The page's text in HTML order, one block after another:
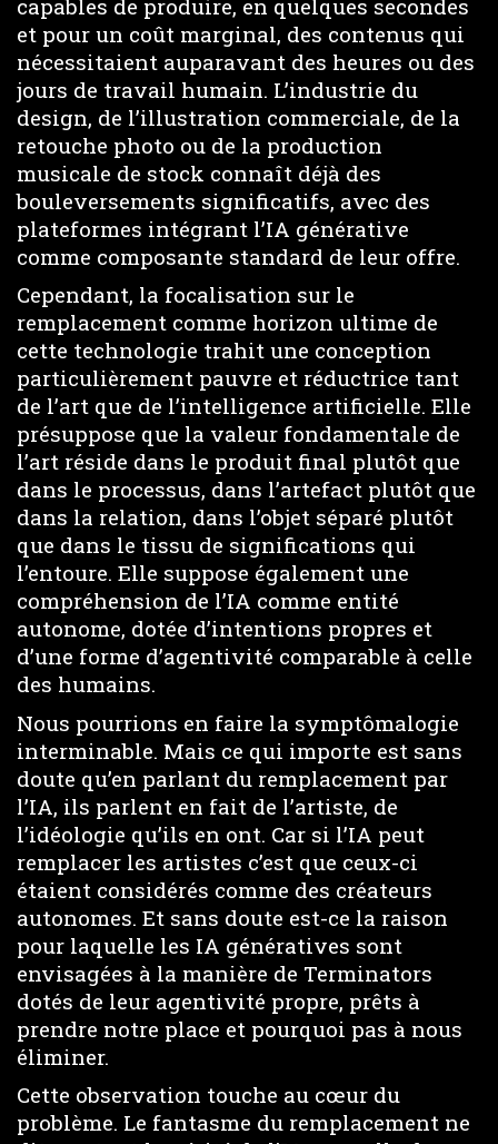
capables de produire, en quelques secondes
et pour un coût marginal, des contenus qui
nécessitaient auparavant des heures ou des
jours de travail humain. L’industrie du
design, de l’illustration commerciale, de la
retouche photo ou de la production
musicale de stock connaît déjà des
bouleversements significatifs, avec des
plateformes intégrant l’IA générative
comme composante standard de leur offre.
Cependant, la focalisation sur le
remplacement comme horizon ultime de
cette technologie trahit une conception
particulièrement pauvre et réductrice tant
de l’art que de l’intelligence artificielle. Elle
présuppose que la valeur fondamentale de
l’art réside dans le produit final plutôt que
dans le processus, dans l’artefact plutôt que
dans la relation, dans l’objet séparé plutôt
que dans le tissu de significations qui
l’entoure. Elle suppose également une
compréhension de l’IA comme entité
autonome, dotée d’intentions propres et
d’une forme d’agentivité comparable à celle
des humains.
Nous pourrions en faire la symptômalogie
interminable. Mais ce qui importe est sans
doute qu’en parlant du remplacement par
l’IA, ils parlent en fait de l’artiste, de
l’idéologie qu’ils en ont. Car si l’IA peut
remplacer les artistes c’est que ceux-ci
étaient considérés comme des créateurs
autonomes. Et sans doute est-ce la raison
pour laquelle les IA génératives sont
envisagées à la manière de Terminators
dotés de leur agentivité propre, prêts à
prendre notre place et pourquoi pas à nous
éliminer.
Cette observation touche au cœur du
problème. Le fantasme du remplacement ne